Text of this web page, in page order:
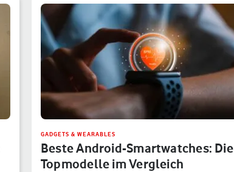
GADGETS & WEARABLES
Beste Android-Smartwatches: Die
Topmodelle im Vergleich